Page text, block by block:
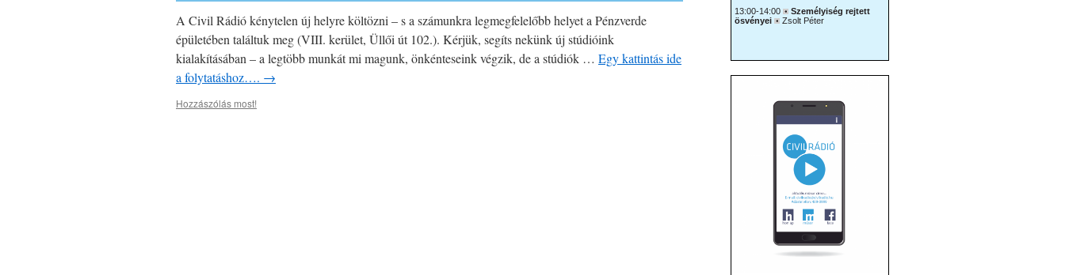
A Civil Rádió kénytelen új helyre költözni – s a számunkra legmegfelelőbb helyet a Pénzverde
épületében találtuk meg (VIII. kerület, Üllői út 102.). Kérjük, segíts nekünk új stúdióink
kialakításában – a legtöbb munkát mi magunk, önkénteseink végzik, de a stúdiók … Egy kattintás ide
a folytatáshoz…. →
Hozzászólás most!